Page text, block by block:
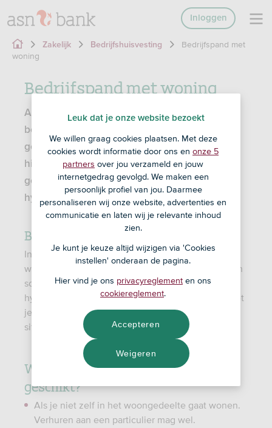
Inloggen
Zakelijk Bedrijfshuisvesting
Bedrijfspand met
woning
Bedrijfspand met woning
Als je als zzp’er op zoek bent naar een
bedrijfspand met woning kun je in veel
gevallen ook bij ASN Bank terecht. Lees
hieronder wanneer een Bedrijfshypotheek
geschikt is, en wanneer een particuliere
hypotheek.
Bedrijfswoning financieren
In sommige gevallen kun je een bedrijfspand met
woning financieren via een zakelijke hypotheek. En
soms ben je beter af met een particuliere
hypotheek. Je zelfstandig adviseur denkt graag met
je mee wat het beste past in jouw persoonlijke
situatie.
Wanneer is een Bedrijfshypotheek
geschikt?
Als je niet zelf in het woongedeelte gaat wonen.
Verhuren aan een particulier mag wel.
Leuk dat je onze website bezoekt
We willen graag cookies plaatsen. Met deze
cookies wordt informatie door ons en onze 5
partners over jou verzameld en jouw
internetgedrag gevolgd. We maken een
persoonlijk profiel van jou. Daarmee
personaliseren wij onze website, advertenties en
communicatie en laten wij je relevante inhoud
zien.
Je kunt je keuze altijd wijzigen via 'Cookies
instellen' onderaan de pagina.
Hier vind je ons privacyreglement en ons
cookiereglement.
Weigeren
Accepteren